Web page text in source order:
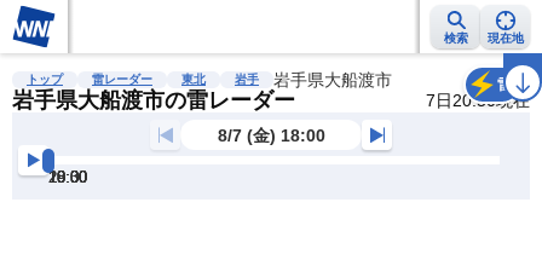
検索 現在地
雨雲レーダー 台風情報 地震情報 警報・注意報 2週間天気 ラ
トップ 雷レーダー 東北 岩手 岩手県大船渡市
岩手県大船渡市の雷レーダー 7日20:50現在
雷
8/7 (金) 18:00
18:00
18:30
19:00
19:30
20:00
20:30